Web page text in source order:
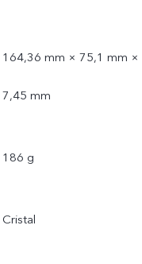
164,36 mm × 75,1 mm ×
7,45 mm
186 g
Cristal